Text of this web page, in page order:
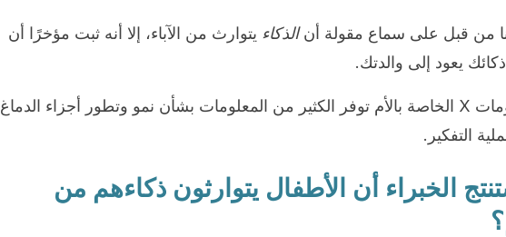
من قبل على سماع مقولة أنالذكاء يتوارث من الآباء، إلا أنه ثبت مؤخرًا أن
يعود إلى والدتك.
فالكروموزومات X الخاصة بالأم توفر الكثير من المعلومات بشأن نمو وتطور أجزاء الدماغ
التفكير.
الخبراء أن الأطفال يتوارثون ذكاءهم من